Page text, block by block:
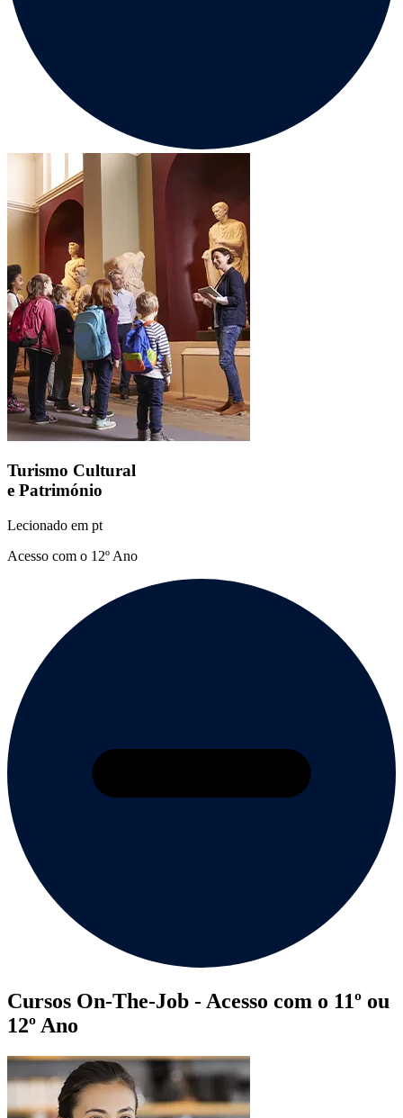
Turismo Cultural
e Património
Lecionado em pt
Acesso com o 12º Ano
Cursos On-The-Job - Acesso com o 11º ou
12º Ano